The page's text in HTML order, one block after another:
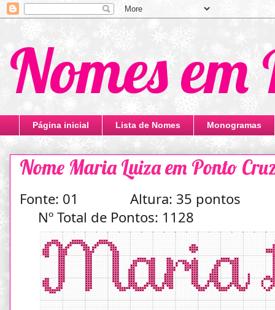
Nomes
Página inicial Lista de Nomes Monogramas
Nome Maria Luiza em Ponto
Fonte: 01 Altura: 35 pontos
Nº Total de Pontos: 1128